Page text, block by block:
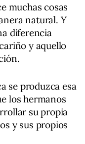
muchas cosas
natural. Y
diferencia
y aquello
se produzca esa
los hermanos
su propia
y sus propios